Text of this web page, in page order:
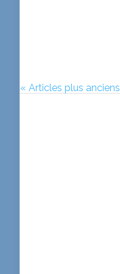
« Articles plus anciens